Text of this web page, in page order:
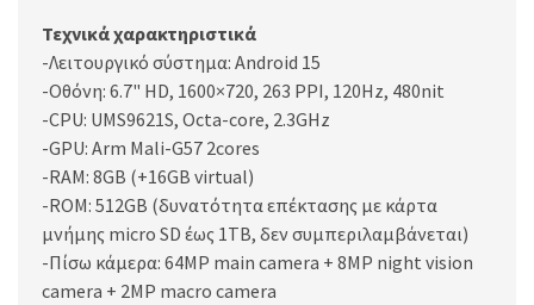
Τεχνικά χαρακτηριστικά
-Λειτουργικό σύστημα: Android 15
-Οθόνη: 6.7" HD, 1600×720, 263 PPI, 120Hz, 480nit
-CPU: UMS9621S, Octa-core, 2.3GHz
-GPU: Arm Mali-G57 2cores
-RAM: 8GB (+16GB virtual)
-ROM: 512GB (δυνατότητα επέκτασης με κάρτα
μνήμης micro SD έως 1TB, δεν συμπεριλαμβάνεται)
-Πίσω κάμερα: 64MP main camera + 8MP night vision
camera + 2MP macro camera